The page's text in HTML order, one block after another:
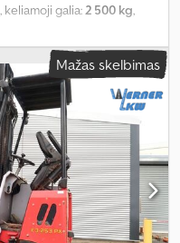
, keliamoji galia: 2 500 kg
Mažas skelbimas